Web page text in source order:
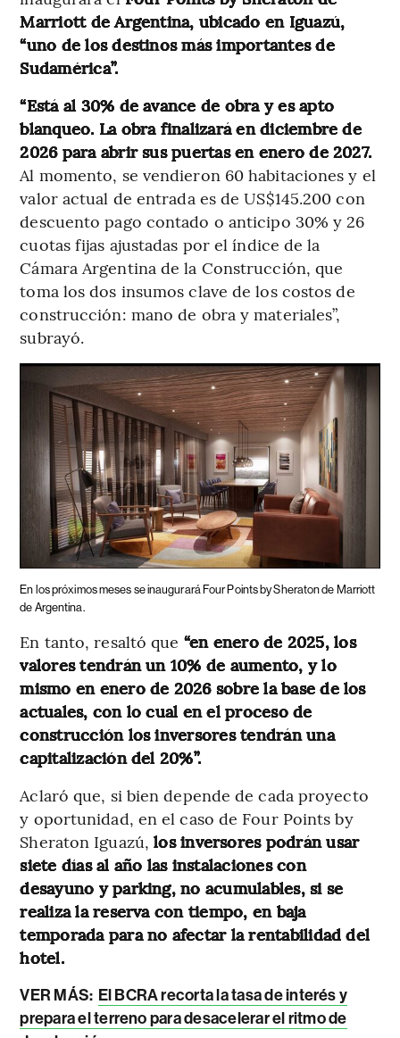
Marriott de Argentina, ubicado en Iguazú,
“uno de los destinos más importantes de
Sudamérica”.
“Está al 30% de avance de obra y es apto
blanqueo. La obra finalizará en diciembre de
2026 para abrir sus puertas en enero de 2027.
Al momento, se vendieron 60 habitaciones y el
valor actual de entrada es de US$145.200 con
descuento pago contado o anticipo 30% y 26
cuotas fijas ajustadas por el índice de la
Cámara Argentina de la Construcción, que
toma los dos insumos clave de los costos de
construcción: mano de obra y materiales”,
subrayó.
En los próximos meses se inaugurará Four Points by Sheraton de Marriott
de Argentina.
En tanto, resaltó que “en enero de 2025, los
valores tendrán un 10% de aumento, y lo
mismo en enero de 2026 sobre la base de los
actuales, con lo cual en el proceso de
construcción los inversores tendrán una
capitalización del 20%”.
Aclaró que, si bien depende de cada proyecto
y oportunidad, en el caso de Four Points by
Sheraton Iguazú,los inversores podrán usar
siete días al año las instalaciones con
desayuno y parking, no acumulables, si se
realiza la reserva con tiempo, en baja
temporada para no afectar la rentabilidad del
hotel.
VER MÁS: El BCRA recorta la tasa de interés y
prepara el terreno para desacelerar el ritmo de